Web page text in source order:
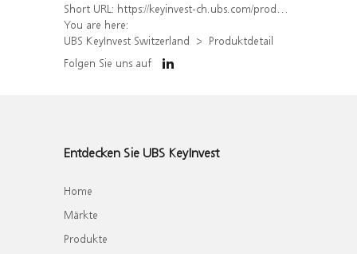
Short URL: https://keyinvest-ch.ubs.com/produkt/detail/index/isin/CH1562217328
You are here:
UBS KeyInvest Switzerland
Produktdetail
Folgen Sie uns auf
Entdecken Sie UBS KeyInvest
Home
Märkte
Produkte